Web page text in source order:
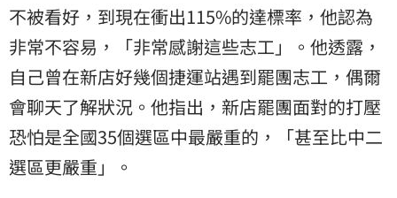
不被看好，到現在衝出115%的達標率，他認為
非常不容易，「非常感謝這些志工」。他透露，
自己曾在新店好幾個捷運站遇到罷團志工，偶爾
會聊天了解狀況。他指出，新店罷團面對的打壓
恐怕是全國35個選區中最嚴重的，「甚至比中二
選區更嚴重」。